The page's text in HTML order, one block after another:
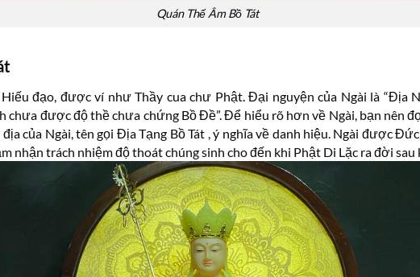
Quán Thế Âm Bồ Tát
đạo, được ví như Thầy cua chư Phật. Đại nguyện của Ngài là “Địa
chưa được độ thề chưa chứng Bồ Đề”. Để hiểu rõ hơn về Ngài, bạn nên
của Ngài, tên gọi Địa Tạng Bồ Tát , ý nghĩa về danh hiệu. Ngài được
nhận trách nhiệm độ thoát chúng sinh cho đến khi Phật Di Lặc ra đời